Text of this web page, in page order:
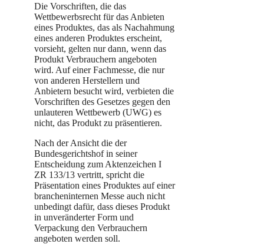
Die Vorschriften, die das
Wettbewerbsrecht für das Anbieten
eines Produktes, das als Nachahmung
eines anderen Produktes erscheint,
vorsieht, gelten nur dann, wenn das
Produkt Verbrauchern angeboten
wird. Auf einer Fachmesse, die nur
von anderen Herstellern und
Anbietern besucht wird, verbieten die
Vorschriften des Gesetzes gegen den
unlauteren Wettbewerb (UWG) es
nicht, das Produkt zu präsentieren.
Nach der Ansicht die der
Bundesgerichtshof in seiner
Entscheidung zum Aktenzeichen I
ZR 133/13 vertritt, spricht die
Präsentation eines Produktes auf einer
brancheninternen Messe auch nicht
unbedingt dafür, dass dieses Produkt
in unveränderter Form und
Verpackung den Verbrauchern
angeboten werden soll.